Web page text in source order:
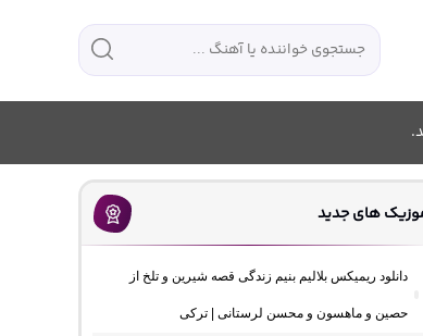
های جدید
دانلود ریمیکس بلالیم بنیم زندگی قصه شیرین و تلخ از
حصین و ماهسون و محسن لرستانی | ترکی